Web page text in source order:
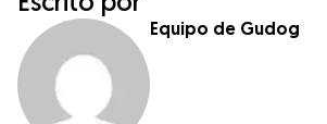
Equipo de Gudog